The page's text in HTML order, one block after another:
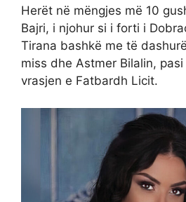
Herët në mëngjes më 10
Bajri, i njohur si i forti i
Tirana bashkë me të
miss dhe Astmer Bilalin,
vrasjen e Fatbardh Licit.